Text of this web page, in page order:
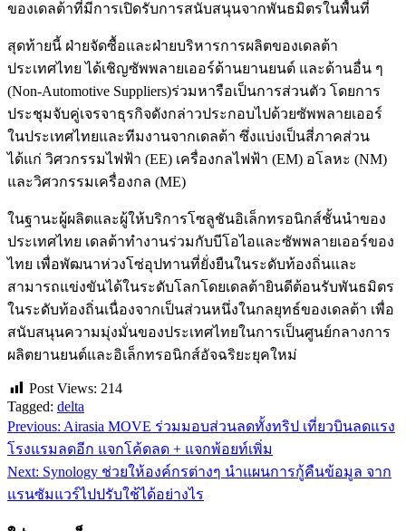
ของเดลต้าที่มีการเปิดรับการสนับสนุนจากพันธมิตรในพื้นที่
สุดท้ายนี้ ฝ่ายจัดซื้อและฝ่ายบริหารการผลิตของเดลต้า
ประเทศไทย ได้เชิญซัพพลายเออร์ด้านยานยนต์ และด้านอื่น ๆ
(Non-Automotive Suppliers)ร่วมหารือเป็นการส่วนตัว โดยการ
ประชุมจับคู่เจรจาธุรกิจดังกล่าวประกอบไปด้วยซัพพลายเออร์
ในประเทศไทยและทีมงานจากเดลต้า ซึ่งแบ่งเป็นสี่ภาคส่วน
ได้แก่ วิศวกรรมไฟฟ้า (EE) เครื่องกลไฟฟ้า (EM) อโลหะ (NM)
และวิศวกรรมเครื่องกล (ME)
ในฐานะผู้ผลิตและผู้ให้บริการโซลูชันอิเล็กทรอนิกส์ชั้นนำของ
ประเทศไทย เดลต้าทำงานร่วมกับบีโอไอและซัพพลายเออร์ของ
ไทย เพื่อพัฒนาห่วงโซ่อุปทานที่ยั่งยืนในระดับท้องถิ่นและ
สามารถแข่งขันได้ในระดับโลกโดยเดลต้ายินดีต้อนรับพันธมิตร
ในระดับท้องถิ่นเนื่องจากเป็นส่วนหนึ่งในกลยุทธ์ของเดลต้า เพื่อ
สนับสนุนความมุ่งมั่นของประเทศไทยในการเป็นศูนย์กลางการ
ผลิตยานยนต์และอิเล็กทรอนิกส์อัจฉริยะยุคใหม่
Post Views: 214
Tagged: delta
แนะแนว
เรื่อง
Previous: Airasia MOVE ร่วมมอบส่วนลดทั้งทริป เที่ยวบินลดแรง
โรงแรมลดอีก แจกโค้ดลด + แจกพ้อยท์เพิ่ม
Next: Synology ช่วยให้องค์กรต่างๆ นำแผนการกู้คืนข้อมูล จาก
แรนซัมแวร์ไปปรับใช้ได้อย่างไร